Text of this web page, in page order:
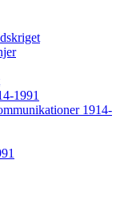
1991
1914-